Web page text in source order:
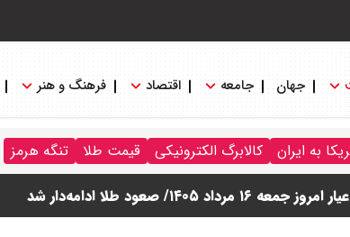
جهان جامعه اقتصاد فرهنگ و هنر
به ایران کالابرگ الکترونیکی قیمت طلا تنگه هرمز
۱۴۰۵ اعلام شد + جدول
۱۴۰۵ اعلام شد/ کاهش قیمت سکه